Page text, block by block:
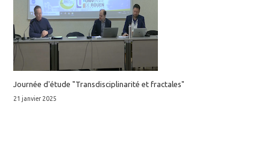
Journée d'étude "Transdisciplinarité et fractales"
21 janvier 2025